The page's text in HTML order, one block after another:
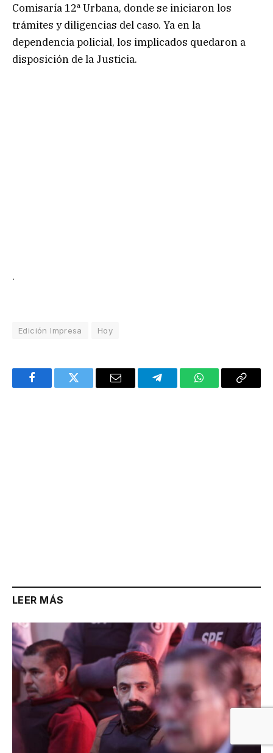
Comisaría 12ª Urbana, donde se iniciaron los
trámites y diligencias del caso. Ya en la
dependencia policial, los implicados quedaron a
disposición de la Justicia.
.
Edición Impresa Hoy
FacebookTwitter Email TelegramWhatsAppCopy
LEER MÁS